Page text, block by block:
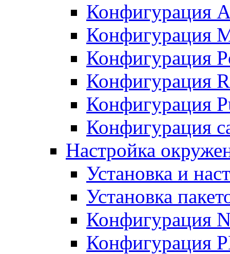
Конфигурация
Конфигурация
Конфигурация
Конфигурация
Конфигурация
Конфигурация
Настройка
Установка и
Установка
Конфигурация
Конфигурация